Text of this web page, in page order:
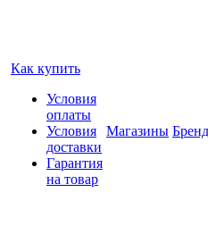
Как купить
Условия
оплаты
Условия
доставки
Гарантия
на товар
Магазины